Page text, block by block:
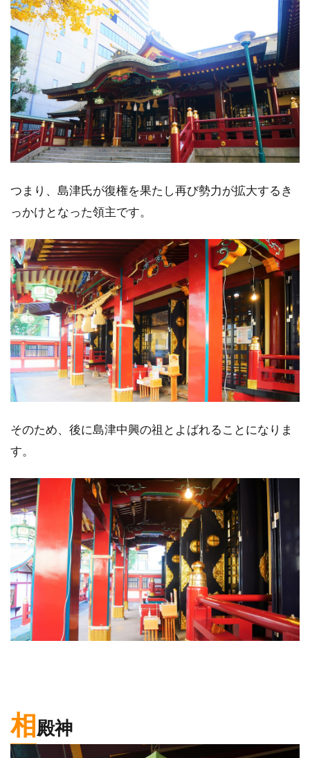
つまり、島津氏が復権を果たし再び勢力が拡大するき
っかけとなった領主です。
そのため、後に島津中興の祖とよばれることになりま
す。
相殿神